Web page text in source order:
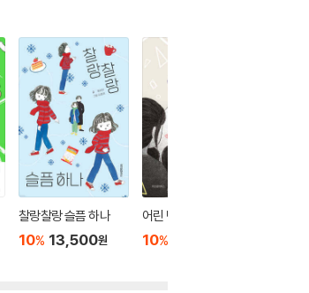
찰랑찰랑 슬픔 하나
10% 13,500원
어린 변호사
10%